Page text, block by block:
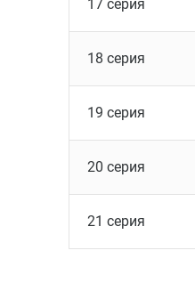
17 серия
18 серия
19 серия
20 серия
21 серия